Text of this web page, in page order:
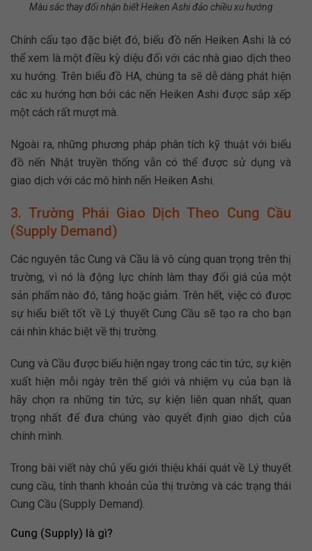
Màu sắc thay đổi nhận biết Heiken Ashi đảo chiều xu hướng
Chính cấu tạo đặc biệt đó, biểu đồ nến Heiken Ashi là có
thể xem là một điều kỳ diệu đối với các nhà giao dịch theo
xu hướng. Trên biểu đồ HA, chúng ta sẽ dễ dàng phát hiện
các xu hướng hơn bởi các nến Heiken Ashi được sắp xếp
một cách rất mượt mà.
Ngoài ra, những phương pháp phân tích kỹ thuật với biểu
đồ nến Nhật truyền thống vẫn có thể được sử dụng và
giao dịch với các mô hình nến Heiken Ashi.
3. Trường Phái Giao Dịch Theo Cung Cầu
(Supply Demand)
Các nguyên tắc Cung và Cầu là vô cùng quan trọng trên thị
trường, vì nó là động lực chính làm thay đổi giá của một
sản phẩm nào đó, tăng hoặc giảm. Trên hết, việc có được
sự hiểu biết tốt về Lý thuyết Cung Cầu sẽ tạo ra cho bạn
cái nhìn khác biệt về thị trường.
Cung và Cầu được biểu hiện ngay trong các tin tức, sự kiện
xuất hiện mỗi ngày trên thế giới và nhiệm vụ của bạn là
hãy chọn ra những tin tức, sự kiện liên quan nhất, quan
trọng nhất để đưa chúng vào quyết định giao dịch của
chính mình.
Trong bài viết này chủ yếu giới thiệu khái quát về Lý thuyết
cung cầu, tính thanh khoản của thị trường và các trạng thái
Cung Cầu (Supply Demand).
Cung (Supply) là gì?